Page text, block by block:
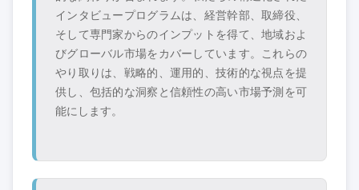
インタビュープログラムは、経営幹部、取締役、
そして専門家からのインプットを得て、地域およ
びグローバル市場をカバーしています。これらの
やり取りは、戦略的、運用的、技術的な視点を提
供し、包括的な洞察と信頼性の高い市場予測を可
能にします。